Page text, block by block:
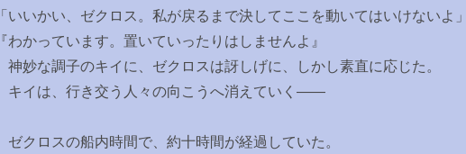
「いいかい、ゼクロス。私が戻るまで決してここを動いてはいけないよ」
『わかっています。置いていったりはしませんよ』
神妙な調子のキイに、ゼクロスは訝しげに、しかし素直に応じた。
キイは、行き交う人々の向こうへ消えていく――
ゼクロスの船内時間で、約十時間が経過していた。